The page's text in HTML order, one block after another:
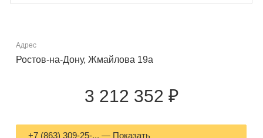
Адрес
Ростов-на-Дону, Жмайлова 19а
3 212 352 ₽
+7 (863) 309-25-... — Показать